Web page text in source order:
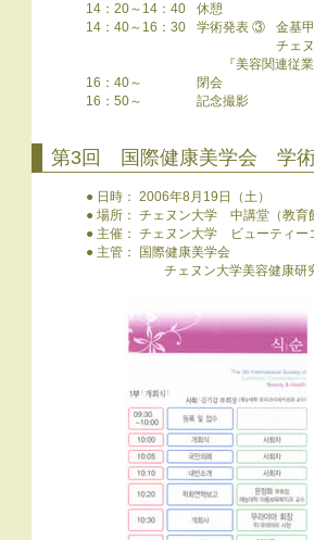
14：20～14：40
休憩
14：40～16：30
学術発表 ③
金基甲
チェ
『美容関連従業
16：40～
閉会
16：50～
記念撮影
第3回 国際健康美学会 学
● 日時： 2006年8月19日（土）
● 場所： チェヌン大学 中講堂（教育
● 主催： チェヌン大学 ビューティー
● 主管： 国際健康美学会
チェヌン大学美容健康研